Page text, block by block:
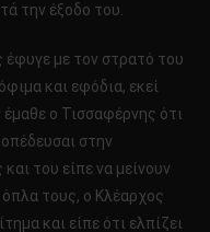
την έξοδο του.
με τον στρατό του
και εφόδια, εκεί
ο Τισσαφέρνης ότι
στην
του είπε να μείνουν
όπλα τους, ο Κλέαρχος
και είπε ότι ελπίζει